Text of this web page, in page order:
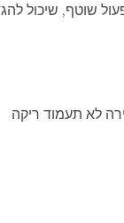
שוטף, שיכול
לא תעמוד ריקה